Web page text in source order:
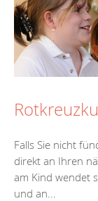
Falls Sie nicht
direkt an Ihren
am Kind wendet
und an...